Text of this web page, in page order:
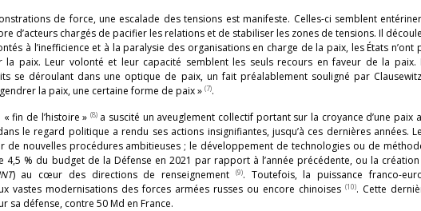
de force, une escalade des tensions est manifeste. Celles-ci semblent
d’acteurs chargés de pacifier les relations et de stabiliser les zones de tensions. Il
à l’inefficience et à la paralysie des organisations en charge de la paix, les États
la paix. Leur volonté et leur capacité semblent les seuls recours en faveur de la paix.
se déroulant dans une optique de paix, un fait préalablement souligné par
la paix, une certaine forme de paix » (7).
fin de l’histoire » (8)a suscité un aveuglement collectif portant sur la croyance d’une paix
le regard politique a rendu ses actions insignifiantes, jusqu’à ces dernières années.
nouvelles procédures ambitieuses ; le développement de technologies ou de
4,5 % du budget de la Défense en 2021 par rapport à l’année précédente, ou la
) au cœur des directions de renseignement (9). Toutefois, la puissance franco-
vastes modernisations des forces armées russes ou encore chinoises(10). Cette
sa défense, contre 50 Md en France.